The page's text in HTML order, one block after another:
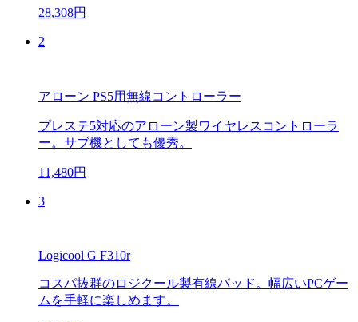
28,308円
2
アローン PS5用無線コントローラー
プレステ5対応のアローン製ワイヤレスコントローラ
ー。サブ機としても優秀。
11,480円
3
Logicool G F310r
コスパ抜群のロジクール製有線パッド。幅広いPCゲー
ムを手軽に楽しめます。